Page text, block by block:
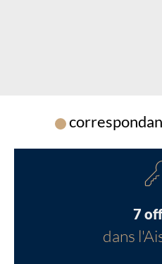
Chargement...
7
dans